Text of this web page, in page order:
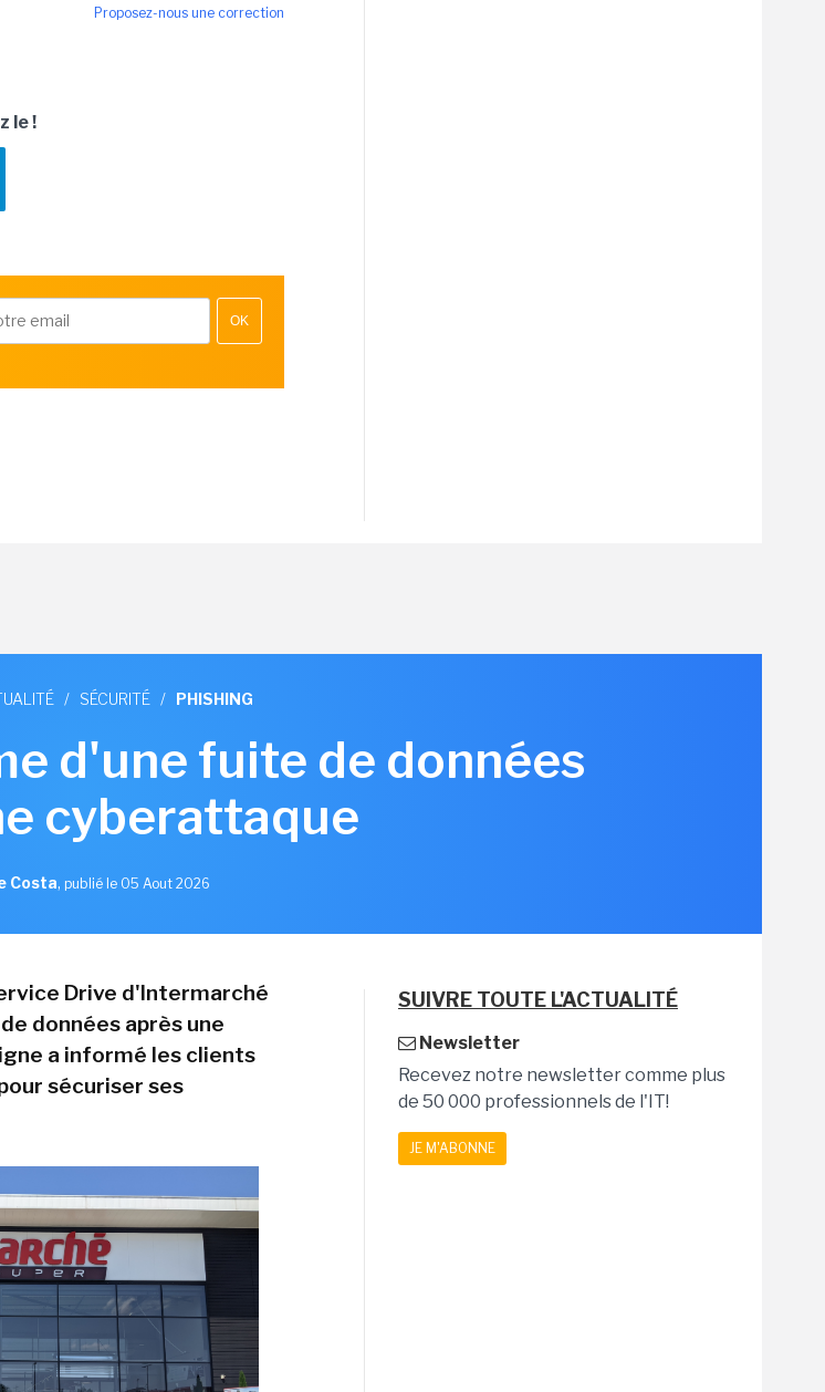
Proposez-nous une correction
le !
OK
/ SÉCURITÉ / PHISHING
d'une fuite de données
cyberattaque
Costa, publié le 05 Aout 2026
Drive d'Intermarché
données après une
a informé les clients
sécuriser ses
SUIVRE TOUTE L'ACTUALITÉ
Newsletter
Recevez notre newsletter comme plus
de 50 000 professionnels de l'IT!
JE M'ABONNE